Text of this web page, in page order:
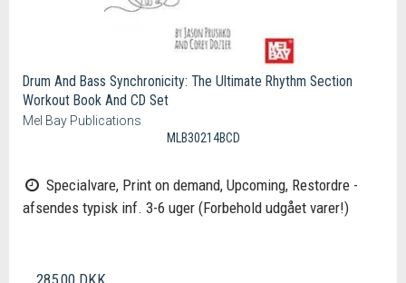
Drum And Bass Synchronicity: The Ultimate Rhythm Section
Workout Book And CD Set
Mel Bay Publications
MLB30214BCD
Specialvare, Print on demand, Upcoming, Restordre -
afsendes typisk inf. 3-6 uger (Forbehold udgået varer!)